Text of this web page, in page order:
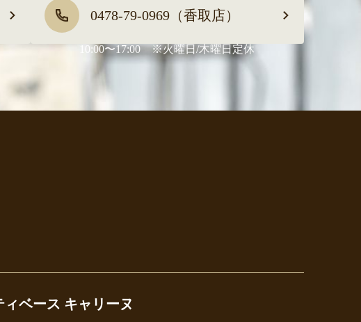
0478-79-0969（香取店）
10:00〜17:00 ※火曜日/木曜日定休
ィベース キャリーヌ